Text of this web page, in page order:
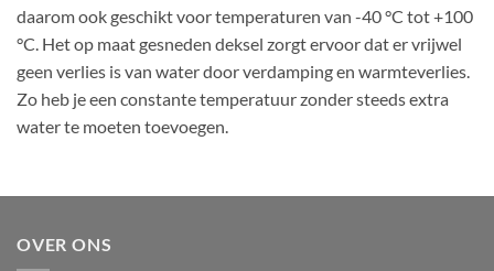
daarom ook geschikt voor temperaturen van -40 °C tot +100
°C. Het op maat gesneden deksel zorgt ervoor dat er vrijwel
geen verlies is van water door verdamping en warmteverlies.
Zo heb je een constante temperatuur zonder steeds extra
water te moeten toevoegen.
OVER ONS